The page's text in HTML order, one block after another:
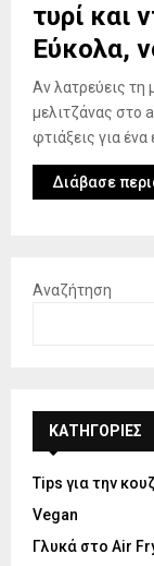
τυρί και
Εύκολα,
Αν λατρεύεις τη
μελιτζάνας στο
φτιάξεις για ένα
Διάβασε
Αναζήτηση
KΑΤΗΓΟΡΊΕΣ
Tips για την
Vegan
Γλυκά στο Air